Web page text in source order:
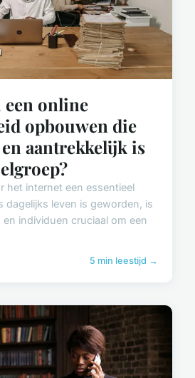
online
opbouwen die
aantrekkelijk is
het internet een essentieel
dagelijks leven is geworden, is
individuen cruciaal om een
5 min leestijd →